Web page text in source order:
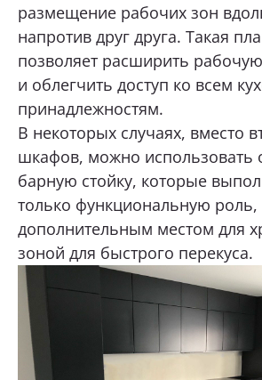
размещение рабочих зон
напротив друг друга. Такая
позволяет расширить
и облегчить доступ ко всем
принадлежностям.
В некоторых случаях, вместо
шкафов, можно использовать
барную стойку, которые
только функциональную роль,
дополнительным местом для
зоной для быстрого перекуса.